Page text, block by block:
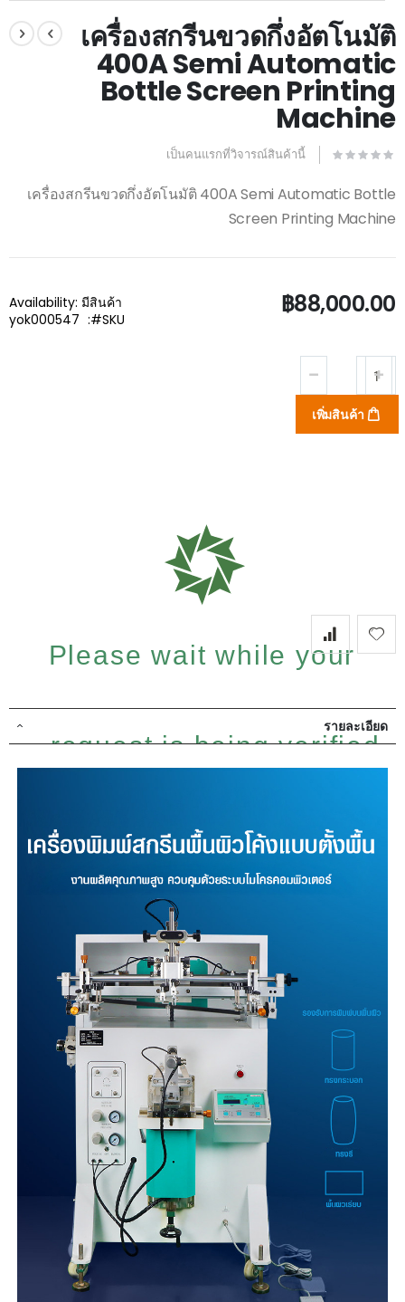
to
the
beginning
of
the
images
gallery
เครื่องสกรีนขวดกึ่งอัตโนมัติ
400A Semi Automatic
Bottle Screen Printing
Machine
เป็นคนแรกที่วิจารณ์สินค้านี้
เครื่องสกรีนขวดกึ่งอัตโนมัติ 400A Semi Automatic Bottle
Screen Printing Machine
฿88,000.00
Availability: มีสินค้า
SKU
yok000547
เพิ่มสินค้า
Please wait while your
request is being verified...
รายละเอียด